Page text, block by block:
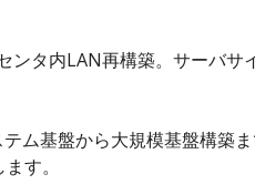
タ内LAN再構築。サーバ
ム基盤から大規模基盤構築
す。